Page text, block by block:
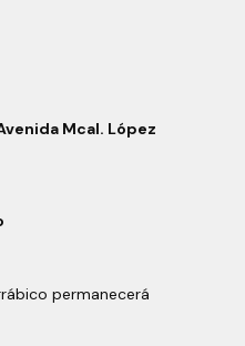
Mcal. López
permanecerá